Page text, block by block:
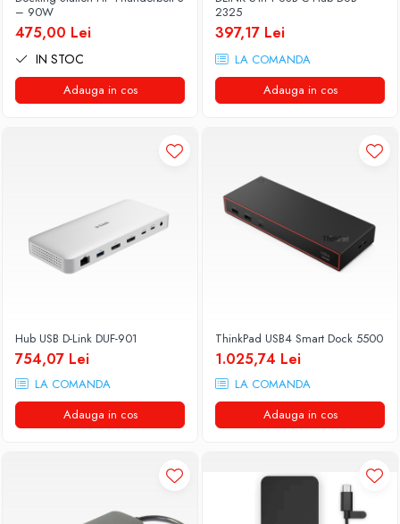
Genti Laptop
Incarcatoare laptop
Incarcatoare laptop refurbished
Standuri și Coolere Laptop
Alte accesorii
Coolere
Surse PC
Carcase
Placi de baza
PC All-in-One
Calculatoare All-in-One NOI
Componente All-in-One
– 90W
475,00 Lei
IN STOC
Adauga in cos
2325
397,17 Lei
LA COMANDA
Adauga in cos
Hub USB D-Link DUF-901
754,07 Lei
LA COMANDA
Adauga in cos
ThinkPad USB4 Smart Dock 5500
1.025,74 Lei
LA COMANDA
Adauga in cos